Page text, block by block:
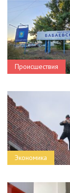
Происшествия
Экономика